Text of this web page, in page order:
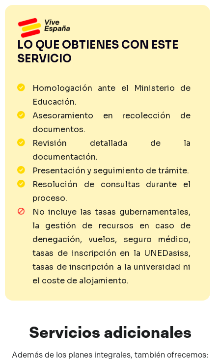
LO QUE OBTIENES CON ESTE
SERVICIO
Homologación ante el Ministerio de
Educación.
Asesoramiento en recolección de
documentos.
Revisión detallada de la
documentación.
Presentación y seguimiento de trámite.
Resolución de consultas durante el
proceso.
No incluye las tasas gubernamentales,
la gestión de recursos en caso de
denegación, vuelos, seguro médico,
tasas de inscripción en la UNEDasiss,
tasas de inscripción a la universidad ni
el coste de alojamiento.
Servicios adicionales
Además de los planes integrales, también ofrecemos: